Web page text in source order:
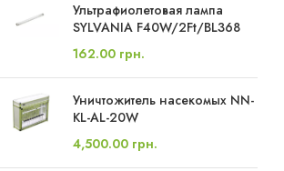
Ультрафиолетовая лампа
SYLVANIA F40W/2Ft/BL368
162.00 грн.
Уничтожитель насекомых NN-
KL-AL-20W
4,500.00 грн.